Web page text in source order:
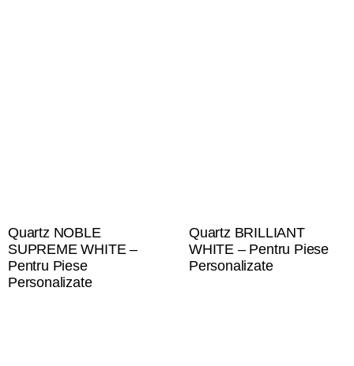
Quartz NOBLE
SUPREME WHITE –
Pentru Piese
Personalizate
Quartz BRILLIANT
WHITE – Pentru Piese
Personalizate